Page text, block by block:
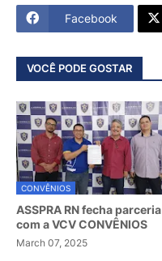
Facebook
VOCÊ PODE GOSTAR
CONVÊNIOS
ASSPRA RN fecha parceria
com a VCV CONVÊNIOS
March 07, 2025